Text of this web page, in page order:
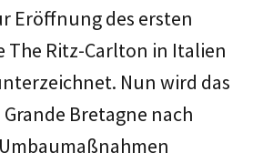
Eröffnung des ersten
The Ritz-Carlton in Italien
Nun wird das
Bretagne nach